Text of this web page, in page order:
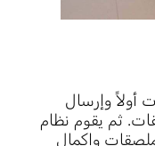
أولاً وإرسال
ثم يقوم نظام
وإكمال